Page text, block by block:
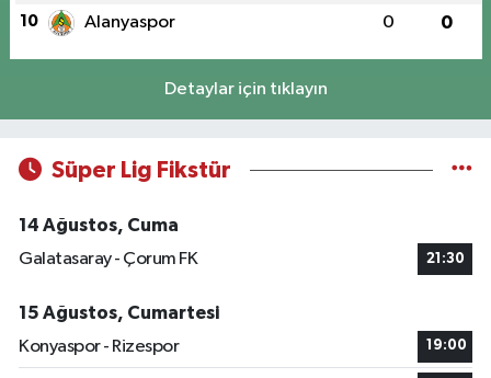
10 Alanyaspor 0 0
Detaylar için tıklayın
Süper Lig Fikstür
14 Ağustos, Cuma
Galatasaray - Çorum FK
21:30
15 Ağustos, Cumartesi
Konyaspor - Rizespor
19:00